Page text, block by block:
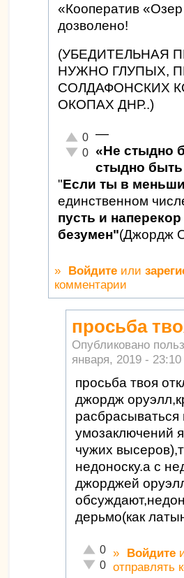
«Кооператив
дозволено!
(УБЕДИТЕЛЬНАЯ
НУЖНО ГЛУПЫХ,
СОЛДАФОНСКИХ
ОКОПАХ ДНР..)
Отлично!
0
Неадекватно!
0
—
«Не стыдно
стыдно быть
"Если ты в
единственном
пусть и
безумен"(Джордж
» Войдите или
комментарии
просьба
Опубликовано
января, 2019 - 23:10
просьба твоя
джордж
расбрасываться
умозаключений
чужих
недоноску.а с
джорджей
дерьмо(как
Отлично!
0
Неадекватно!
0
» Войдите
отправлять